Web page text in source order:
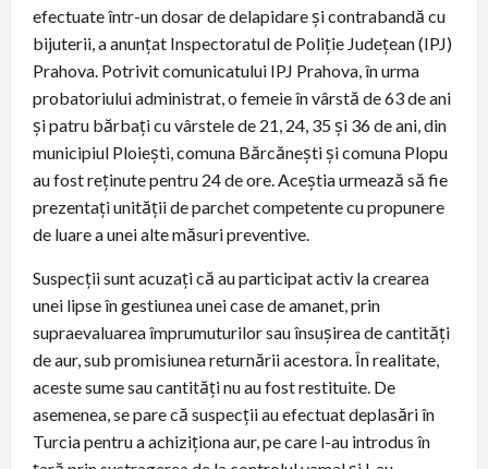
efectuate într-un dosar de delapidare și contrabandă cu
bijuterii, a anunțat Inspectoratul de Poliție Județean (IPJ)
Prahova. Potrivit comunicatului IPJ Prahova, în urma
probatoriului administrat, o femeie în vârstă de 63 de ani
și patru bărbați cu vârstele de 21, 24, 35 și 36 de ani, din
municipiul Ploiești, comuna Bărcănești și comuna Plopu
au fost reținute pentru 24 de ore. Aceștia urmează să fie
prezentați unității de parchet competente cu propunere
de luare a unei alte măsuri preventive.
Suspecții sunt acuzați că au participat activ la crearea
unei lipse în gestiunea unei case de amanet, prin
supraevaluarea împrumuturilor sau însușirea de cantități
de aur, sub promisiunea returnării acestora. În realitate,
aceste sume sau cantități nu au fost restituite. De
asemenea, se pare că suspecții au efectuat deplasări în
Turcia pentru a achiziționa aur, pe care l-au introdus în